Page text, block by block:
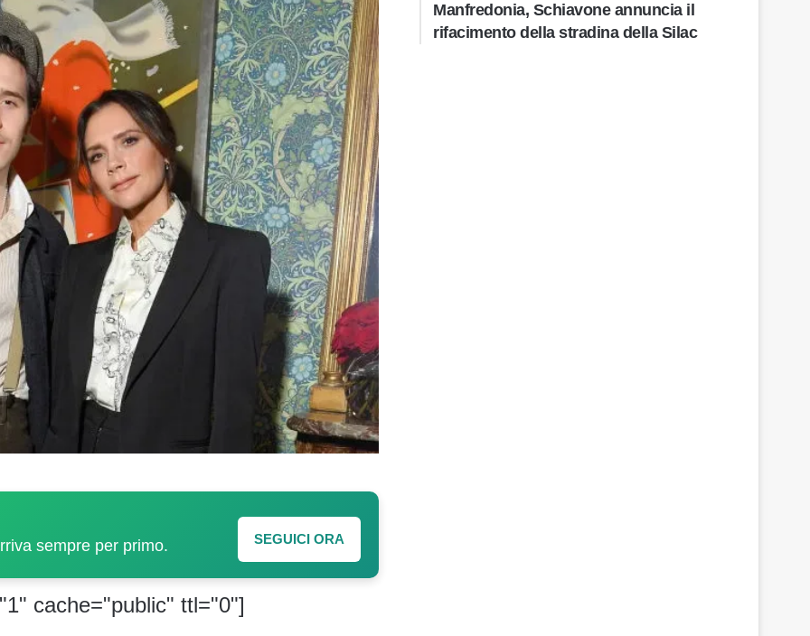
sempre per primo.
SEGUICI ORA
cache="public" ttl="0"]
Manfredonia, Schiavone annuncia il
rifacimento della stradina della Silac